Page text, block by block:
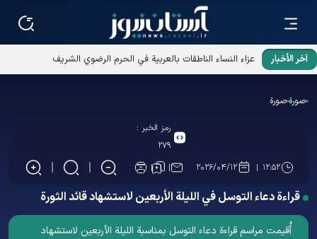
آخر الأخبار عزاء النساء الناطقات بالعربية في الحرم الرضوي الشريف
صورة صورة
رمز الخبر :
۲۷۹
۱۲:۵۲
۲۰۲۶/۰۴/۱۲
قراءة دعاء التوسل في الليلة الأربعين لاستشهاد قائد الثورة
أُقيمت مراسم قراءة دعاء التوسل بمناسبة الليلة الأربعين لاستشهاد